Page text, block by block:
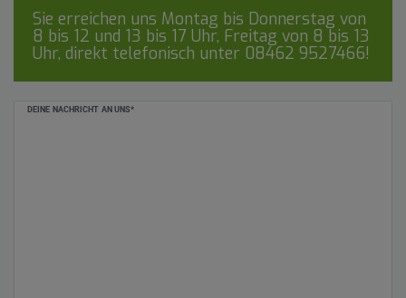
Sie erreichen uns Montag bis Donnerstag von
8 bis 12 und 13 bis 17 Uhr, Freitag von 8 bis 13
Uhr, direkt telefonisch unter 08462 9527466!
DEINE NACHRICHT AN UNS*
Ceres::Template.mailFormHoneypotLabel